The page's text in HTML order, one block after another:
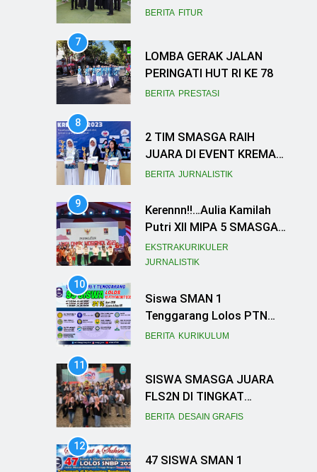
BERITA FITUR
7
LOMBA GERAK JALAN
PERINGATI HUT RI KE 78
BERITA PRESTASI
8
2 TIM SMASGA RAIH
JUARA DI EVENT KREMAZI
2023
BERITA JURNALISTIK
9
Kerennn!!…Aulia Kamilah
Putri XII MIPA 5 SMASGA
Ikut Ramaikan Acara
Forum Anak Nasional
EKSTRAKURIKULER
JURNALISTIK
10
Siswa SMAN 1
Tenggarang Lolos PTN
Favorit
BERITA KURIKULUM
11
SISWA SMASGA JUARA
FLS2N DI TINGKAT
KABUPATEN
BERITA DESAIN GRAFIS
12
47 SISWA SMAN 1